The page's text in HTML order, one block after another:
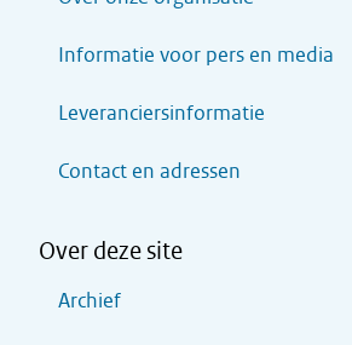
Informatie voor pers en media
Leveranciersinformatie
Contact en adressen
Over deze site
Archief